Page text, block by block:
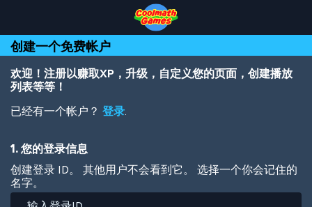
Top
of
Page
Navigation
Main
Content
Footer
到
主
要
内
容
创建一个免费帐户
欢迎！注册以赚取XP，升级，自定义您的页面，创建播放
列表等等！
已经有一个帐户？ 登录.
1. 您的登录信息
创建登录 ID。 其他用户不会看到它。 选择一个你会记住的
名字。